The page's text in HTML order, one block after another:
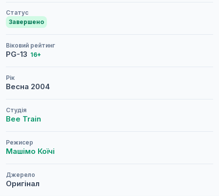
Статус
Завершено
Віковий рейтинг
PG-13 16+
Рік
Весна 2004
Студія
Bee Train
Режисер
Машімо Коїчі
Джерело
Оригінал